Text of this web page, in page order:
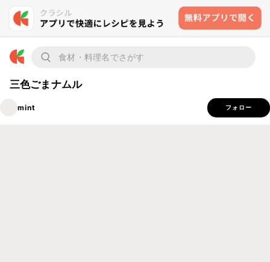
三色ごまナムル
mint フォロー